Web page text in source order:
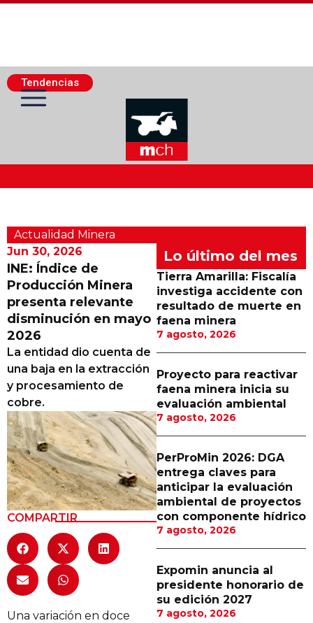
Tendencias
Actualidad Minera
Minería Superficie
Minerí­a Subterránea
Proveedores
Canal Digital
Columnas de Opinión
Designaciones
Calendario de Eventos
Revistas Digital
Siguenos
Actualidad Minera
Jun 30, 2026
INE: Índice de
Producción Minera
presenta relevante
disminución en mayo
2026
La entidad dio cuenta de
una baja en la extracción
y procesamiento de
cobre.
COMPARTIR
Una variación en doce
Lo último del mes
Tierra Amarilla: Fiscalía
investiga accidente con
resultado de muerte en
faena minera
7 agosto, 2026
Proyecto para reactivar
faena minera inicia su
evaluación ambiental
7 agosto, 2026
PerProMin 2026: DGA
entrega claves para
anticipar la evaluación
ambiental de proyectos
con componente hídrico
7 agosto, 2026
Expomin anuncia al
presidente honorario de
su edición 2027
7 agosto, 2026